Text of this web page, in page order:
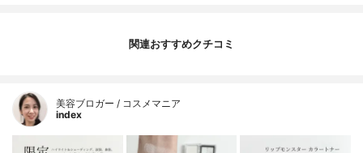
関連おすすめクチコミ
美容ブロガー / コスメマニア
index